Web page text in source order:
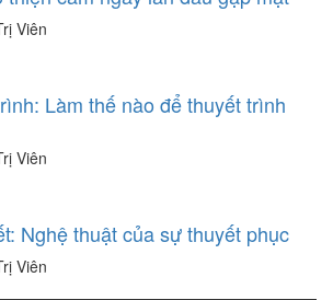
Viên
Làm thế nào để thuyết trình
Viên
Nghệ thuật của sự thuyết phục
Viên